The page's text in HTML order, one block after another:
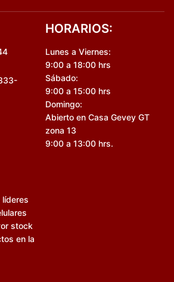
HORARIOS:
Lunes a Viernes:
9:00 a 18:00 hrs
Sábado:
9:00 a 15:00 hrs
Domingo:
Abierto en Casa Gevey GT
zona 13
9:00 a 13:00 hrs.
stock
en la